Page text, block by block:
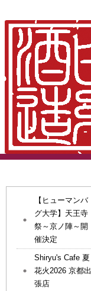
【ヒューマンバ
グ大学】天王寺
祭～京ノ陣～開
催決定
Shiryu's Cafe 夏
花火2026 京都出
張店